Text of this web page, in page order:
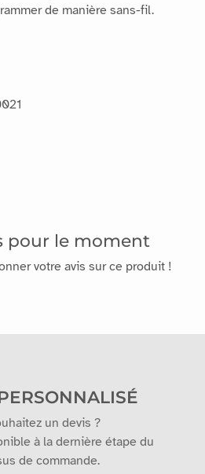
de manière sans-fil.
pour le moment
votre avis sur ce produit !
un devis ?
à la dernière étape du
de commande.